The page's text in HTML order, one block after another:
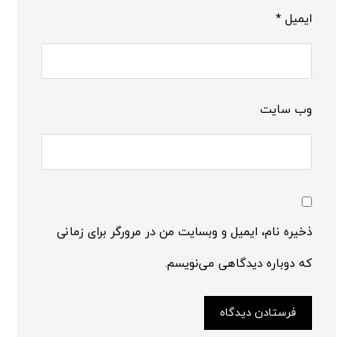
ایمیل*
وب‌ سایت
ذخیره نام، ایمیل و وبسایت من در مرورگر برای زمانی
که دوباره دیدگاهی می‌نویسم.
فرستادن دیدگاه